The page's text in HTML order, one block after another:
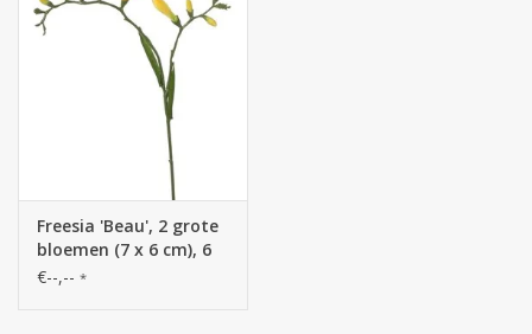
Freesia 'Beau', 2 grote
bloemen (7 x 6 cm), 6
knop & 2 blad, 65cm
€--,-- *